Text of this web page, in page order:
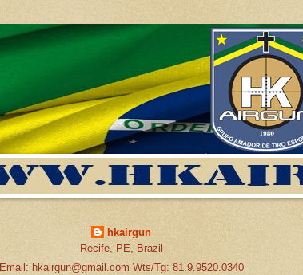
hkairgun
Recife, PE, Brazil
Email: hkairgun@gmail.com Wts/Tg: 81.9.9520.0340